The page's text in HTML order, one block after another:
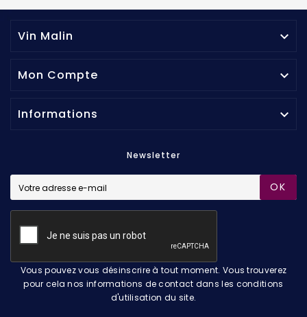
Vin Malin 
Mon Compte 
Informations 
Newsletter
OK
Vous pouvez vous désinscrire à tout moment. Vous trouverez
pour cela nos informations de contact dans les conditions
d'utilisation du site.